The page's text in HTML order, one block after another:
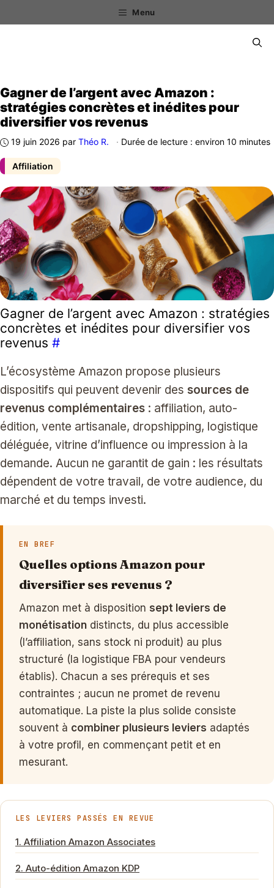
au
Menu
Affiliation
Gagner de l’argent avec Amazon :
stratégies concrètes et inédites pour
diversifier vos revenus
19 juin 2026 par Théo R. · Durée de lecture : environ 10 minutes
Gagner de l’argent avec Amazon : stratégies
concrètes et inédites pour diversifier vos
revenus #
L’écosystème Amazon propose plusieurs
dispositifs qui peuvent devenir des sources de
revenus complémentaires : affiliation, auto-
édition, vente artisanale, dropshipping, logistique
déléguée, vitrine d’influence ou impression à la
demande. Aucun ne garantit de gain : les résultats
dépendent de votre travail, de votre audience, du
marché et du temps investi.
EN BREF
Quelles options Amazon pour
diversifier ses revenus ?
Amazon met à disposition sept leviers de
monétisation distincts, du plus accessible
(l’affiliation, sans stock ni produit) au plus
structuré (la logistique FBA pour vendeurs
établis). Chacun a ses prérequis et ses
contraintes ; aucun ne promet de revenu
automatique. La piste la plus solide consiste
souvent à combiner plusieurs leviers adaptés
à votre profil, en commençant petit et en
mesurant.
LES LEVIERS PASSÉS EN REVUE
1. Affiliation Amazon Associates
2. Auto-édition Amazon KDP